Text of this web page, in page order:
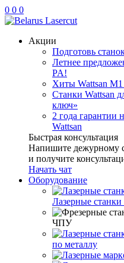
0 0 0
Акции
Подготовь
Летнее
PA!
Хиты Wattsan
Станки Wattsan
ключ»
2 года гарантии
Wattsan
Быстрая консультация
Напишите дежурному
и получите
Начать чат
Оборудование
Лазерные
ЧПУ
по металлу